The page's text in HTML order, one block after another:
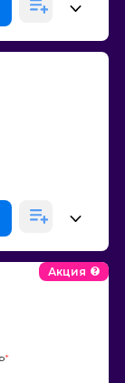
Акция
*